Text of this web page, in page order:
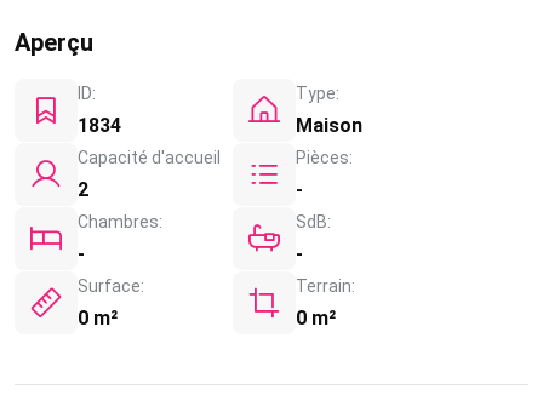
Aperçu
ID:
1834
Type:
Maison
Capacité d'accueil
2
Pièces:
-
Chambres:
-
SdB:
-
Surface:
0 m²
Terrain:
0 m²